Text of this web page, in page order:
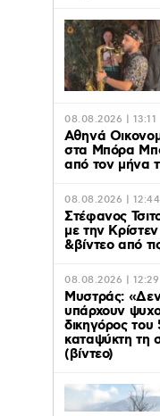
08.08.2026 | 13:11
Αθηνά
στα Μπόρα
από τον μήνα
08.08.2026 | 12:44
Στέφανος
με την
&βίντεο από
08.08.2026 | 12:29
Μυστράς:
υπάρχουν
δικηγόρος
καταψύκτη τη
(βίντεο)